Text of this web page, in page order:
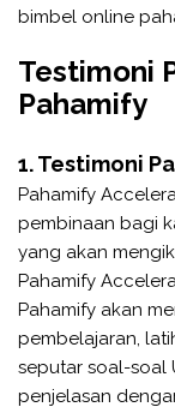
bimbel online
Testimoni
Pahamify
1. Testimoni
Pahamify
pembinaan bagi
yang akan
Pahamify
Pahamify akan
pembelajaran,
seputar soal-soal
penjelasan